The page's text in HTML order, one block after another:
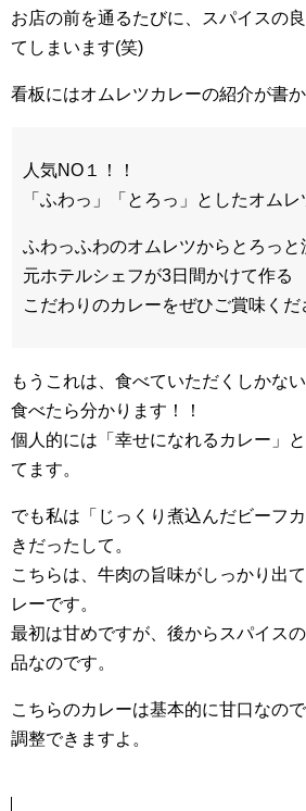
お店の前を通るたびに、スパイスの
てしまいます(笑)
看板にはオムレツカレーの紹介が書
人気NO１！！
「ふわっ」「とろっ」としたオムレ
ふわっふわのオムレツからとろっ
元ホテルシェフが3日間かけて作る
こだわりのカレーをぜひご賞味くだ
もうこれは、食べていただくしかない
食べたら分かります！！
個人的には「幸せになれるカレー」
てます。
でも私は「じっくり煮込んだビーフ
きだったして。
こちらは、牛肉の旨味がしっかり出
レーです。
最初は甘めですが、後からスパイス
品なのです。
こちらのカレーは基本的に甘口なの
調整できますよ。